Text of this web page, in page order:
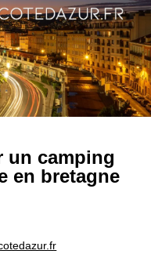
un camping
en bretagne